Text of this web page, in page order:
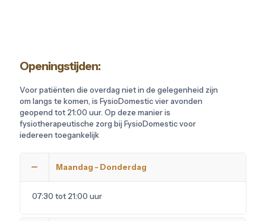
Openingstijden:
Voor patiënten die overdag niet in de gelegenheid zijn
om langs te komen, is FysioDomestic vier avonden
geopend tot 21:00 uur. Op deze manier is
fysiotherapeutische zorg bij FysioDomestic voor
iedereen toegankelijk
Maandag - Donderdag
07:30 tot 21:00 uur